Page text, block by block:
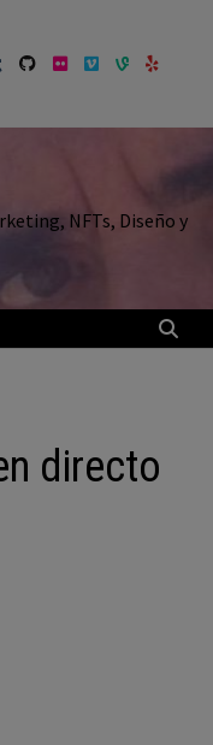
NFTs, Diseño y
directo